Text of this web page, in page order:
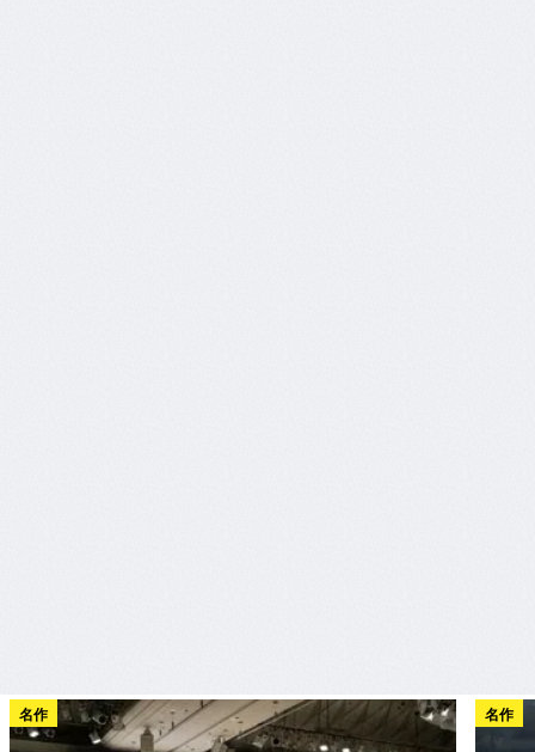
名作 名作